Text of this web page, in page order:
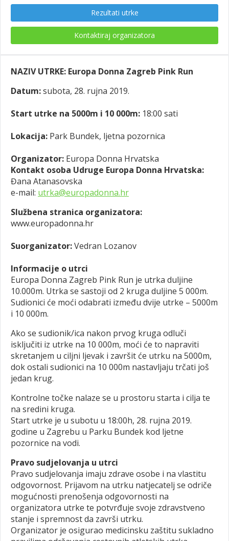
Rezultati utrke
Kontaktiraj organizatora
NAZIV UTRKE: Europa Donna Zagreb Pink Run
Datum:subota, 28. rujna 2019.
Start utrke na 5000m i 10 000m: 18:00 sati
Lokacija: Park Bundek, ljetna pozornica
Organizator: Europa Donna Hrvatska
Kontakt osoba Udruge Europa Donna Hrvatska:
Đana Atanasovska
e-mail: utrka@europadonna.hr
Službena stranica organizatora:
www.europadonna.hr
Suorganizator:Vedran Lozanov
Informacije o utrci
Europa Donna Zagreb Pink Run je utrka duljine
10.000m. Utrka se sastoji od 2 kruga duljine 5 000m.
Sudionici će moći odabrati između dvije utrke – 5000m
i 10 000m.
Ako se sudionik/ica nakon prvog kruga odluči
isključiti iz utrke na 10 000m, moći će to napraviti
skretanjem u ciljni ljevak i završit će utrku na 5000m,
dok ostali sudionici na 10 000m nastavljaju trčati još
jedan krug.
Kontrolne točke nalaze se u prostoru starta i cilja te
na sredini kruga.
Start utrke je u subotu u 18:00h, 28. rujna 2019.
godine u Zagrebu u Parku Bundek kod ljetne
pozornice na vodi.
Pravo sudjelovanja u utrci
Pravo sudjelovanja imaju zdrave osobe i na vlastitu
odgovornost. Prijavom na utrku natjecatelj se odriče
mogućnosti prenošenja odgovornosti na
organizatora utrke te potvrđuje svoje zdravstveno
stanje i spremnost da završi utrku.
Organizator je osigurao medicinsku zaštitu sukladno